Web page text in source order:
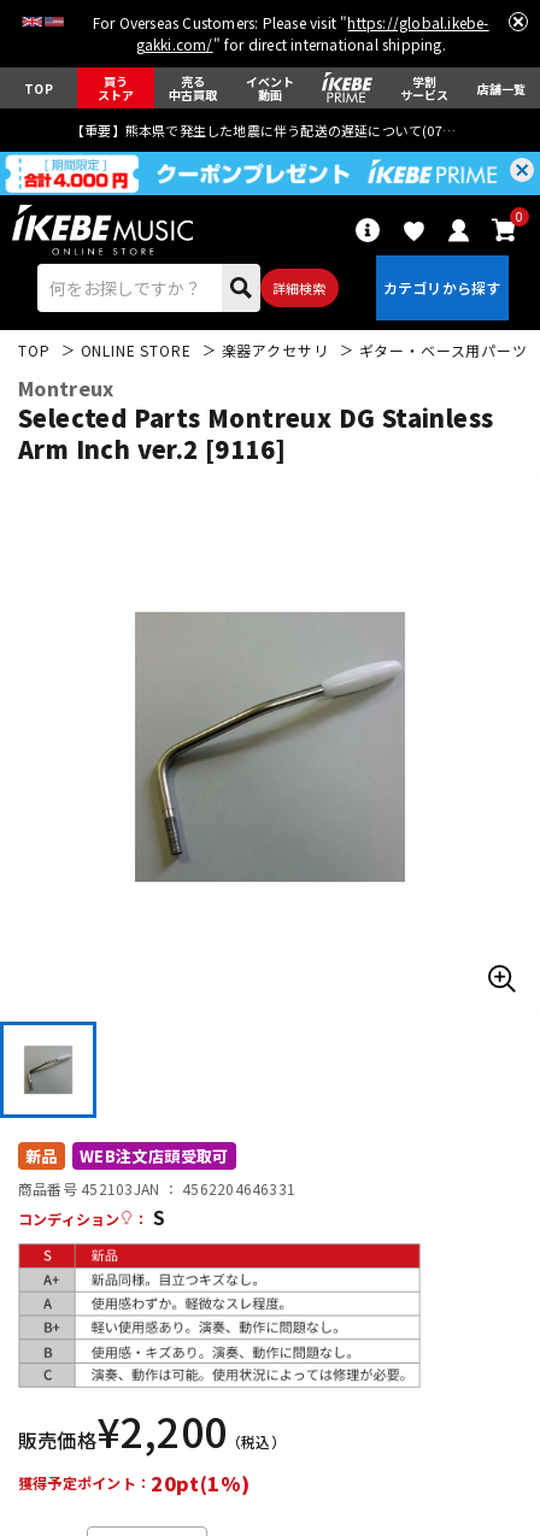
For Overseas Customers: Please visit "https://global.ikebe-
gakki.com/" for direct international shipping.
TOP 買う
ストア
売る
中古買取
イベント
動画
学割
サービス 店舗一覧
【重要】熊本県で発生した地震に伴う配送の遅延について(07月29日
詳細検索
0
パーカッション
キーボード
配信/ライブ機器
中古 ヴィンテージ
TOP ONLINE STORE 楽器アクセサリ ギター・ベース用パーツ
Montreux
Selected Parts Montreux DG Stainless
Arm Inch ver.2 [9116]
新品 WEB注文店頭受取可
商品番号 452103JAN ： 4562204646331
コンディション
： S
販売価格¥2,200 （税込）
獲得予定ポイント： 20pt(1%)